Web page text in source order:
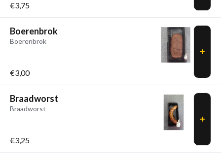
€3,75
Boerenbrok
Boerenbrok
€3,00
Braadworst
Braadworst
€3,25